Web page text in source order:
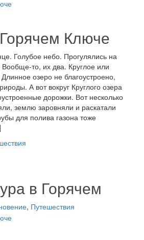
Ключе
Голубое небо. Прогулялись на
то, их два. Круглое или
озеро не благоустроено,
А вот вокруг Круглого озера
дорожки. Вот несколько
землю заровняли и раскатали
для полива газона тоже
в Горячем
, Путешествия